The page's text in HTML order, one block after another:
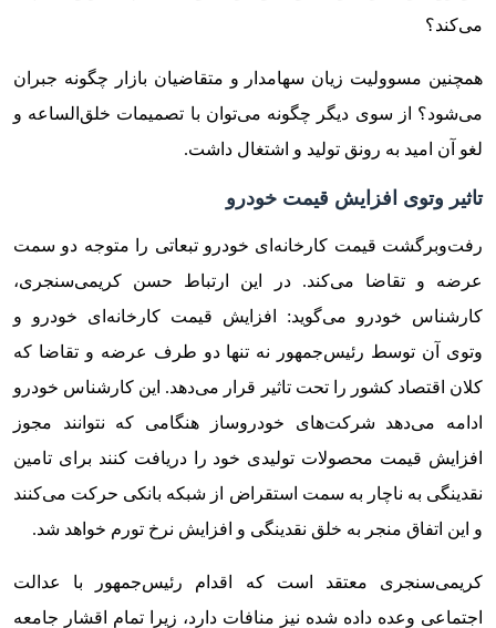
می‌کند؟
همچنین مسوولیت زیان سهامدار و متقاضیان بازار چگونه جبران
می‌شود؟ از سوی دیگر چگونه می‌توان با تصمیمات خلق‌الساعه و
لغو آن امید به رونق تولید و اشتغال داشت.
تاثیر وتوی افزایش قیمت خودرو
رفت‌وبرگشت قیمت کارخانه‌ای خودرو تبعاتی را متوجه دو سمت
عرضه و تقاضا می‌کند. در این ارتباط حسن کریمی‌سنجری،
کارشناس خودرو می‌گوید: افزایش قیمت کارخانه‌ای خودرو و
وتوی آن توسط رئیس‌جمهور نه تنها دو طرف عرضه و تقاضا که
کلان اقتصاد کشور را تحت تاثیر قرار می‌دهد. این کارشناس خودرو
ادامه می‌دهد شرکت‌های خودروساز هنگامی که نتوانند مجوز
افزایش قیمت محصولات تولیدی خود را دریافت کنند برای تامین
نقدینگی به ناچار به سمت استقراض از شبکه بانکی حرکت می‌کنند
و این اتفاق منجر به خلق نقدینگی و افزایش نرخ تورم خواهد شد.
کریمی‌سنجری معتقد است که اقدام رئیس‌جمهور با عدالت
اجتماعی وعده داده شده نیز منافات دارد، زیرا تمام اقشار جامعه